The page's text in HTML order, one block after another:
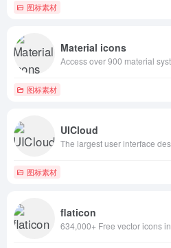
图标素材
Material icons
图标素材
UICloud
The largest user interface
图标素材
flaticon